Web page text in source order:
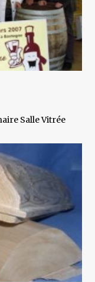
Salle Vitrée